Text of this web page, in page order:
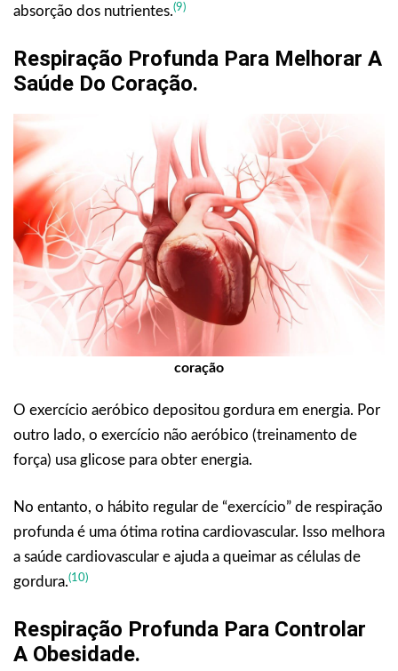
absorção dos nutrientes.(9)
Respiração Profunda Para Melhorar A
Saúde Do Coração.
coração
O exercício aeróbico depositou gordura em energia. Por
outro lado, o exercício não aeróbico (treinamento de
força) usa glicose para obter energia.
No entanto, o hábito regular de “exercício” de respiração
profunda é uma ótima rotina cardiovascular. Isso melhora
a saúde cardiovascular e ajuda a queimar as células de
gordura.(10)
Respiração Profunda Para Controlar
A Obesidade.